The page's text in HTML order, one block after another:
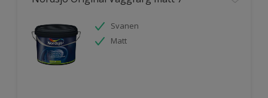
Svanen
Matt